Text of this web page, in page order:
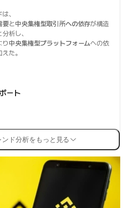
、
要と中央集権型取引所への依存が構造
析し、
り中央集権型プラットフォームへの依
た。
ート
ド分析をもっと見る